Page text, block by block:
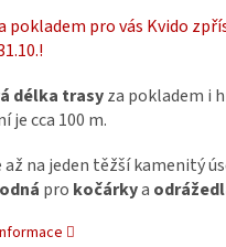
pokladem pro vás Kvido
délka trasyza pokladem i
je cca 100 m.
až na jeden těžší kamenitý
pro kočárkya